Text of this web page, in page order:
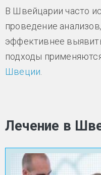
В Швейцарии часто
проведение
эффективнее
подходы
Швеции
Лечение в